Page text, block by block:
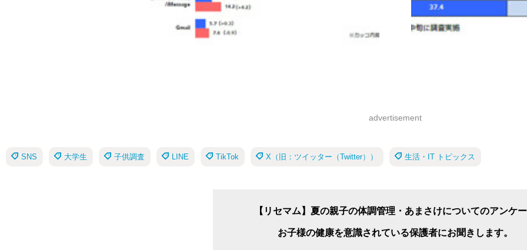
advertisement
SNS 大学生 子供調査 LINE TikTok X（旧：ツイッター（Twitter）） 生活・IT トピックス
【リセマム】夏の親子の体調管理・あまさけについてのアンケ
お子様の健康を意識されている保護者にお聞きします。